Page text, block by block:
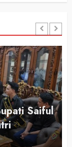
Saiful